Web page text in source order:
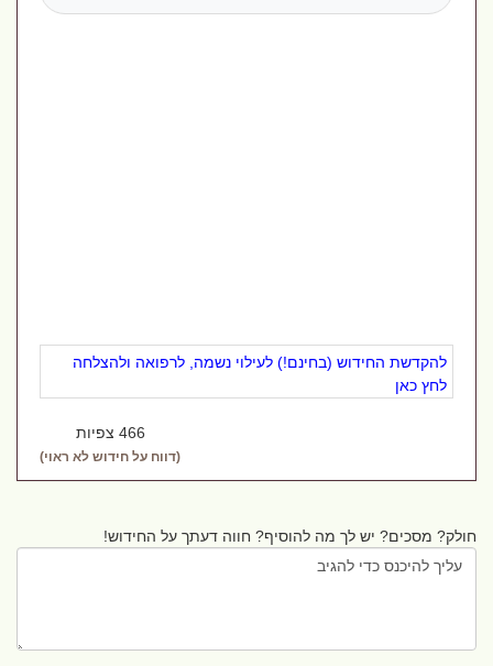
להקדשת החידוש (בחינם!) לעילוי נשמה, לרפואה ולהצלחה
לחץ כאן
466 צפיות
(דווח על חידוש לא ראוי)
חולק? מסכים? יש לך מה להוסיף? חווה דעתך על החידוש!